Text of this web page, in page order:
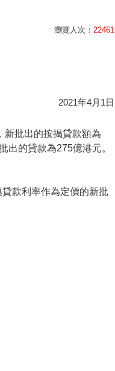
瀏覽人次： 22461
2021年4月1日
新批出的按揭貸款額為
出的貸款為275億港元。
款利率作為定價的新批